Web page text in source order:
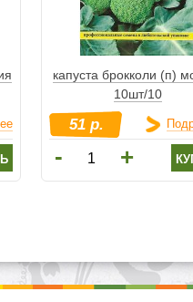
капуста брокколи (п)
10шт/10
51 р.
- +